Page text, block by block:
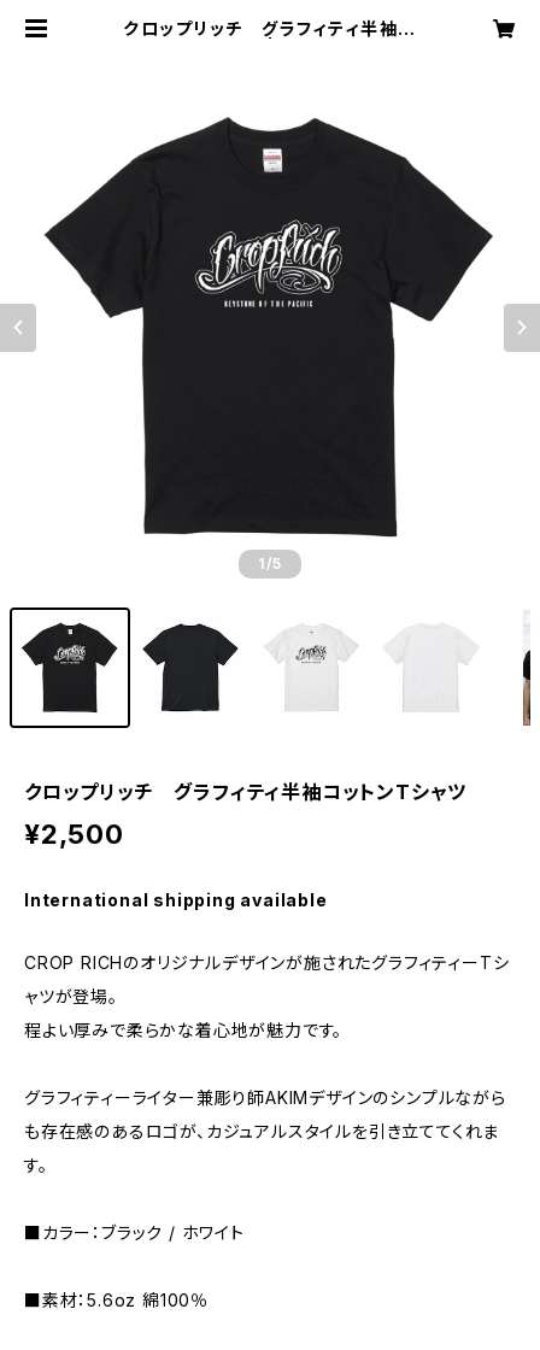
クロップリッチ グラフィティ半袖コ
1 /5
クロップリッチ グラフィティ半袖コットンTシャツ
¥2,500
International shipping available
CROP RICHのオリジナルデザインが施されたグラフィティーTシ
ャツが登場。
程よい厚みで柔らかな着心地が魅力です。
グラフィティーライター兼彫り師AKIMデザインのシンプルながら
も存在感のあるロゴが、カジュアルスタイルを引き立ててくれま
す。
■カラー：ブラック / ホワイト
■素材：5.6oz 綿100％